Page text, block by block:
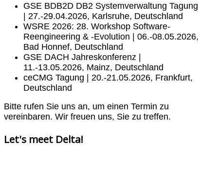
GSE BDB2D DB2 Systemverwaltung Tagung
| 27.-29.04.2026, Karlsruhe, Deutschland
WSRE 2026: 28. Workshop Software-
Reengineering & -Evolution | 06.-08.05.2026,
Bad Honnef, Deutschland
GSE DACH Jahreskonferenz |
11.-13.05.2026, Mainz, Deutschland
ceCMG Tagung | 20.-21.05.2026, Frankfurt,
Deutschland
Bitte rufen Sie uns an, um einen Termin zu
vereinbaren. Wir freuen uns, Sie zu treffen.
Let's meet Delta!